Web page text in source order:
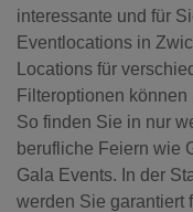
interessante und für
Eventlocations in
Locations für
Filteroptionen
So finden Sie in nur
berufliche Feiern wie
Gala Events. In der
werden Sie garantiert